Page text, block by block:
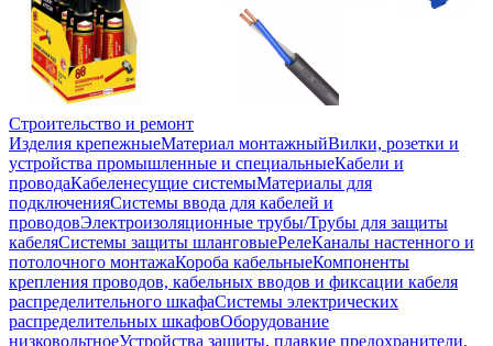
Строительство и ремонт
Изделия крепежныеМатериал монтажныйВилки, розетки и
устройства промышленные и специальныеКабели и
проводаКабеленесущие системыМатериалы для
подключенияСистемы ввода для кабелей и
проводовЭлектроизоляционные трубы/Трубы для защиты
кабеляСистемы защиты шланговыеРелеКаналы настенного и
потолочного монтажаКороба кабельныеКомпоненты
крепления проводов, кабельных вводов и фиксации кабеля
распределительного шкафаСистемы электрических
распределительных шкафовОборудование
низковольтноеУстройства защиты, плавкие предохранители,